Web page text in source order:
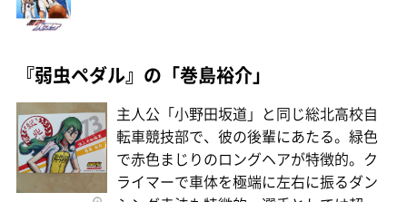
『弱虫ペダル』の「巻島裕介」
主人公「小野田坂道」と同じ総北高校自
転車競技部で、彼の後輩にあたる。緑色
で赤色まじりのロングヘアが特徴的。ク
ライマーで車体を極端に左右に振るダン